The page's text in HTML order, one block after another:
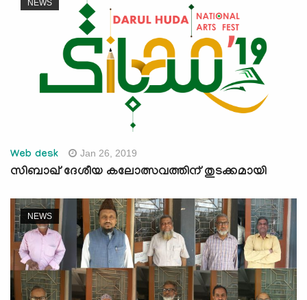
NEWS
Web desk Jan 26, 2019
സിബാഖ് ദേശീയ കലോത്സവത്തിന് തുടക്കമായി
NEWS